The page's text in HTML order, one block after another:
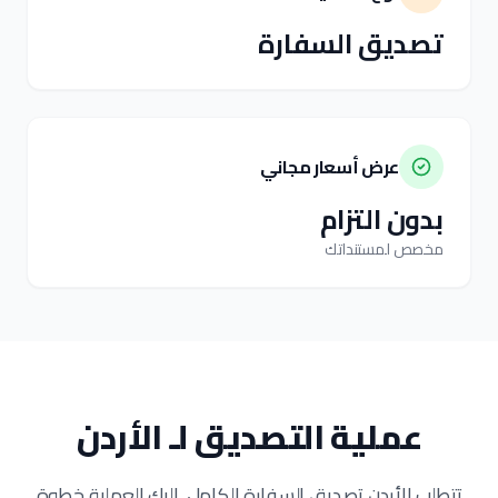
تصديق السفارة
عرض أسعار مجاني
بدون التزام
مخصص لمستنداتك
عملية التصديق لـ الأردن